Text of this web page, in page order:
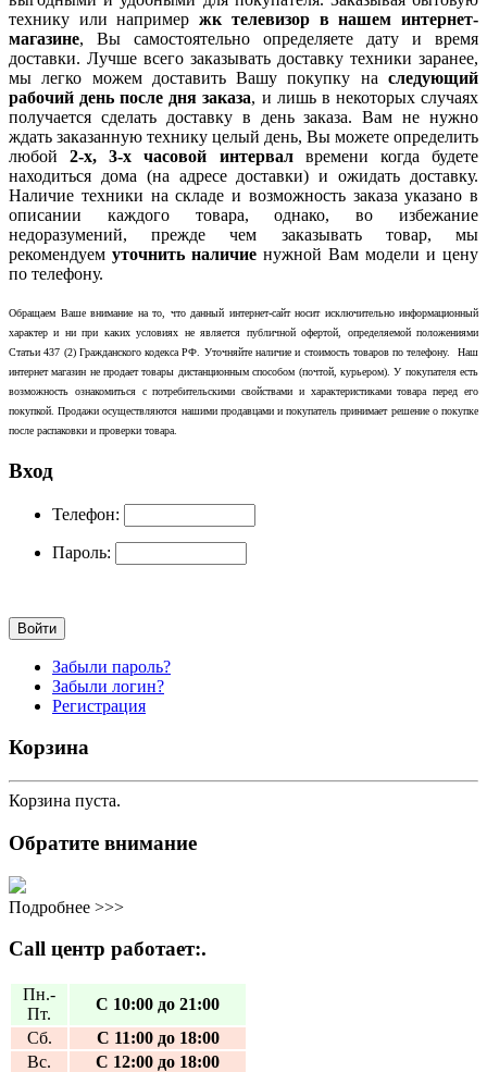
технику или напримержк телевизор в нашем интернет-
магазине, Вы самостоятельно определяете дату и время
доставки. Лучше всего заказывать доставку техники заранее,
мы легко можем доставить Вашу покупку на следующий
рабочий день после дня заказа, и лишь в некоторых случаях
получается сделать доставку в день заказа. Вам не нужно
ждать заказанную технику целый день, Вы можете определить
любой2-х, 3-х часовой интервалвремени когда будете
находиться дома (на адресе доставки) и ожидать доставку.
Наличие техники на складе и возможность заказа указано в
описании каждого товара, однако, во избежание
недоразумений, прежде чем заказывать товар, мы
рекомендуем уточнить наличие нужной Вам модели и цену
по телефону.
Обращаем Ваше внимание на то, что данный интернет-сайт носит исключительно информационный
характер и ни при каких условиях не является публичной офертой, определяемой положениями
Статьи 437 (2) Гражданского кодекса РФ. Уточняйте наличие и стоимость товаров по телефону. Наш
интернет магазин не продает товары дистанционным способом (почтой, курьером). У покупателя есть
возможность ознакомиться с потребительскими свойствами и характеристиками товара перед его
покупкой. Продажи осуществляются нашими продавцами и покупатель принимает решение о покупке
после распаковки и проверки товара.
Вход
Телефон:
Пароль:
Забыли пароль?
Забыли логин?
Регистрация
Корзина
Корзина пуста.
Обратите внимание
Подробнее >>>
Call центр работает:.
Пн.-
Пт.
С 10:00 до 21:00
Сб.
С 11:00 до 18:00
Вс.
С 12:00 до 18:00